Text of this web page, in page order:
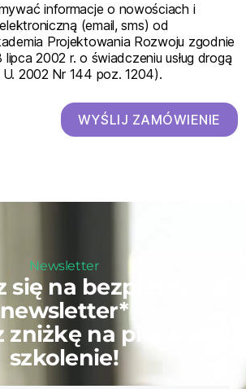
informacje o nowościach i
(email, sms) od
Projektowania Rozwoju zgodnie
2002 r. o świadczeniu usług drogą
2002 Nr 144 poz. 1204).
WYŚLIJ ZAMÓWIENIE
Newsletter
się na bezpłatny
newsletter*
na pierwsze
szkolenie!